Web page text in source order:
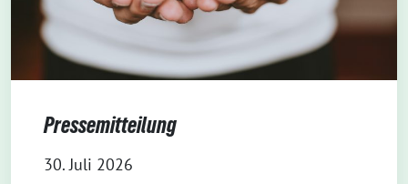
Pressemitteilung
30. Juli 2026